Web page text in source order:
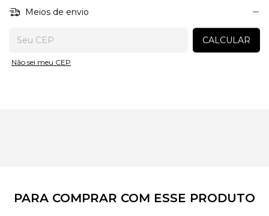
Meios de envio
CALCULAR
Não sei meu CEP
PARA COMPRAR COM ESSE PRODUTO